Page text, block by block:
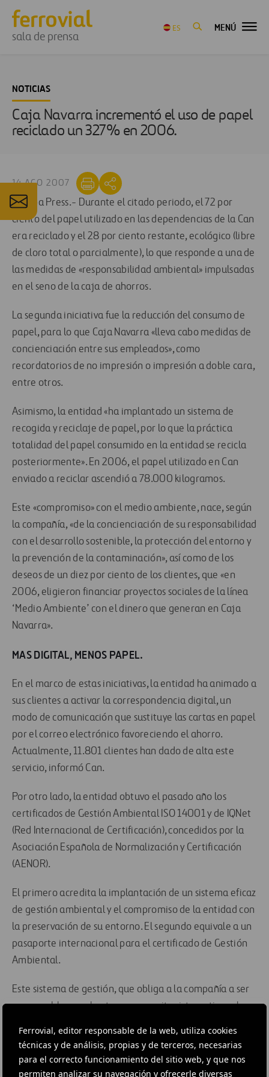
Ferrovial, editor responsable de la web, utiliza cookies
técnicas y de análisis, propias y de terceros, necesarias
para el correcto funcionamiento del sitio web, y que nos
permiten analizar su navegación y ofrecerle diversas
sala de prensa
ES MENÚ
NOTICIAS
Caja Navarra incrementó el uso de papel
reciclado un 327% en 2006.
14 AGO 2007
Europa Press.- Durante el citado periodo, el 72 por
ciento del papel utilizado en las dependencias de la Can
era reciclado y el 28 por ciento restante, ecológico (libre
de cloro total o parcialmente), lo que responde a una de
las medidas de «responsabilidad ambiental» impulsadas
en el seno de la caja de ahorros.
La segunda iniciativa fue la reducción del consumo de
papel, para lo que Caja Navarra «lleva cabo medidas de
concienciación entre sus empleados», como
recordatorios de no impresión o impresión a doble cara,
entre otros.
Asimismo, la entidad «ha implantado un sistema de
recogida y reciclaje de papel, por lo que la práctica
totalidad del papel consumido en la entidad se recicla
posteriormente». En 2006, el papel utilizado en Can
enviado a reciclar ascendió a 78.000 kilogramos.
Este «compromiso» con el medio ambiente, nace, según
la compañía, «de la concienciación de su responsabilidad
con el desarrollo sostenible, la protección del entorno y
la prevención de la contaminación», así como de los
deseos de un diez por ciento de los clientes, que «en
2006, eligieron financiar proyectos sociales de la línea
‘Medio Ambiente’ con el dinero que generan en Caja
Navarra».
MAS DIGITAL, MENOS PAPEL.
En el marco de estas iniciativas, la entidad ha animado a
sus clientes a activar la correspondencia digital, un
modo de comunicación que sustituye las cartas en papel
por el correo electrónico favoreciendo el ahorro.
Actualmente, 11.801 clientes han dado de alta este
servicio, informó Can.
Por otro lado, la entidad obtuvo el pasado año los
certificados de Gestión Ambiental ISO 14001 y de IQNet
(Red Internacional de Certificación), concedidos por la
Asociación Española de Normalización y Certificación
(AENOR).
El primero acredita la implantación de un sistema eficaz
de gestión ambiental y el compromiso de la entidad con
la preservación de su entorno. El segundo equivale a un
pasaporte internacional para el certificado de Gestión
Ambiental.
Este sistema de gestión, que obliga a la compañía a ser
responsable con el entorno, «permite sistematizar el
relacionados con el control de los recursos naturales
(energía, papel, agua), como con los aspectos de
seguridad (incendios) o molestias en el entorno (ruido,